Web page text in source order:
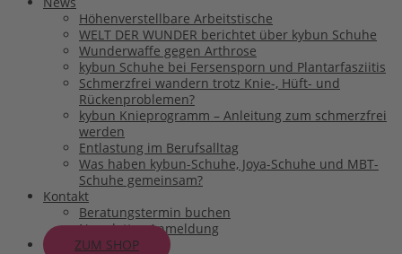
Höhenverstellbare Arbeitstische
WELT DER WUNDER berichtet über kybun Schuhe
Wunderwaffe gegen Arthrose
kybun Schuhe bei Fersensporn und Plantarfasziitis
Schmerzfrei wandern trotz Knie-, Hüft- und
Rückenproblemen?
kybun Knieprogramm – Anleitung zum schmerzfrei
werden
Entlastung im Berufsalltag
Was haben kybun-Schuhe, Joya-Schuhe und MBT-
Schuhe gemeinsam?
Kontakt
Beratungstermin buchen
Newsletter-Anmeldung
ZUM SHOP